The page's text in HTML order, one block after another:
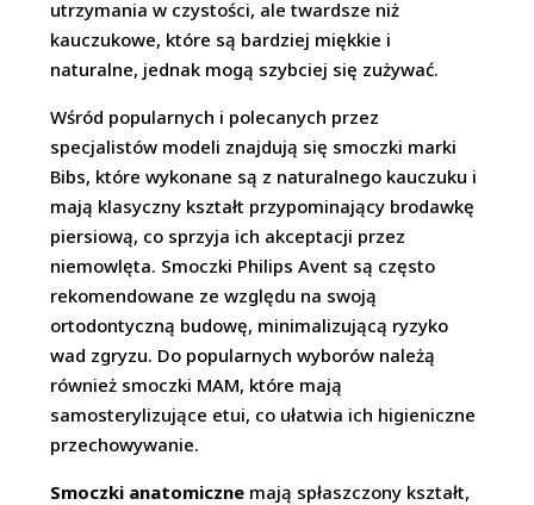
utrzymania w czystości, ale twardsze niż
kauczukowe, które są bardziej miękkie i
naturalne, jednak mogą szybciej się zużywać.
Wśród popularnych i polecanych przez
specjalistów modeli znajdują się smoczki marki
Bibs, które wykonane są z naturalnego kauczuku i
mają klasyczny kształt przypominający brodawkę
piersiową, co sprzyja ich akceptacji przez
niemowlęta. Smoczki Philips Avent są często
rekomendowane ze względu na swoją
ortodontyczną budowę, minimalizującą ryzyko
wad zgryzu. Do popularnych wyborów należą
również smoczki MAM, które mają
samosterylizujące etui, co ułatwia ich higieniczne
przechowywanie.
Smoczki anatomiczne mają spłaszczony kształt,